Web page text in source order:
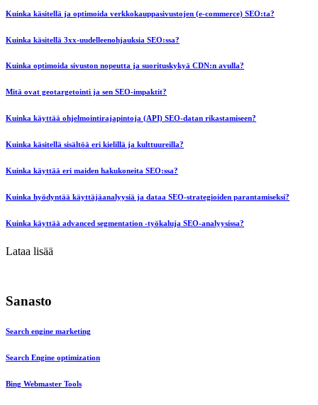
Kuinka käsitellä ja optimoida verkkokauppasivustojen (e-commerce) SEO:ta?
Kuinka käsitellä 3xx-uudelleenohjauksia SEO:ssa?
Kuinka optimoida sivuston nopeutta ja suorituskykyä CDN:n avulla?
Mitä ovat geotargetointi ja sen SEO-impaktit?
Kuinka käyttää ohjelmointirajapintoja (API) SEO-datan rikastamiseen?
Kuinka käsitellä sisältöä eri kielillä ja kulttuureilla?
Kuinka käyttää eri maiden hakukoneita SEO:ssa?
Kuinka hyödyntää käyttäjäanalyysiä ja dataa SEO-strategioiden parantamiseksi?
Kuinka käyttää advanced segmentation -työkaluja SEO-analyysissa?
Lataa lisää
Sanasto
Search engine marketing
Search Engine optimization
Bing Webmaster Tools